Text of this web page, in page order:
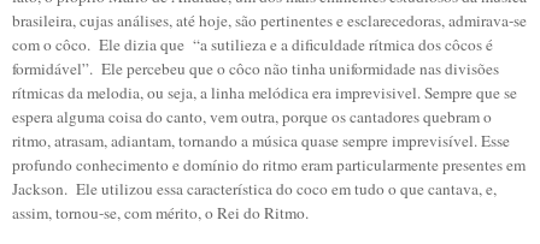
brasileira, cujas análises, até hoje, são pertinentes e esclarecedoras, admirava-se
com o côco. Ele dizia que “a sutilieza e a dificuldade rítmica dos côcos é
formidável”. Ele percebeu que o côco não tinha uniformidade nas divisões
rítmicas da melodia, ou seja, a linha melódica era imprevisivel. Sempre que se
espera alguma coisa do canto, vem outra, porque os cantadores quebram o
ritmo, atrasam, adiantam, tornando a música quase sempre imprevisível. Esse
profundo conhecimento e domínio do ritmo eram particularmente presentes em
Jackson. Ele utilizou essa característica do coco em tudo o que cantava, e,
assim, tornou-se, com mérito, o Rei do Ritmo.